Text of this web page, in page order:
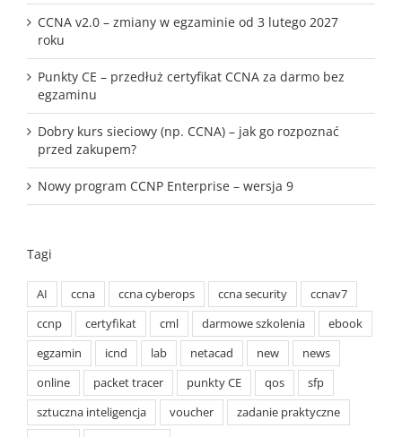
CCNA v2.0 – zmiany w egzaminie od 3 lutego 2027
roku
Punkty CE – przedłuż certyfikat CCNA za darmo bez
egzaminu
Dobry kurs sieciowy (np. CCNA) – jak go rozpoznać
przed zakupem?
Nowy program CCNP Enterprise – wersja 9
Tagi
AI ccna ccna cyberops ccna security
ccnav7
ccnp
certyfikat cml darmowe szkolenia
ebook
egzamin
icnd lab netacad new
news
online
packet tracer punkty CE qos
sfp
sztuczna inteligencja
voucher
zadanie praktyczne